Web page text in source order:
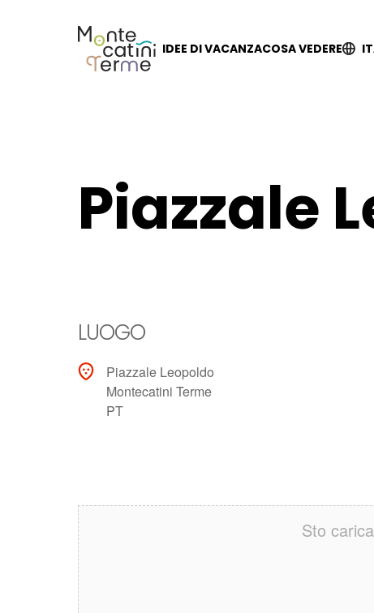
IDEE DI VACANZACOSA VEDERE
Piazzale
LUOGO
Piazzale Leopoldo
Montecatini Terme
PT
Sto